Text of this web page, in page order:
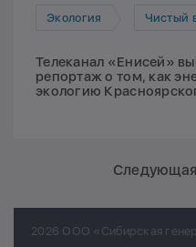
Экология Чистый
Телеканал «Енисей»
репортаж о том, как
экологию
Следующая
2026 ООО «Сибирская